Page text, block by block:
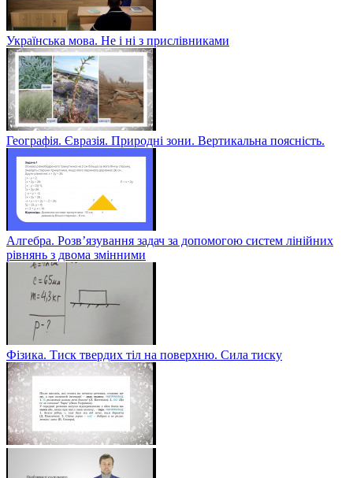
Українська мова. Не і ні з прислівниками
Географія. Євразія. Природні зони. Вертикальна поясність.
Алгебра. Розв’язування задач за допомогою систем лінійних
рівнянь з двома змінними
Фізика. Тиск твердих тіл на поверхню. Сила тиску